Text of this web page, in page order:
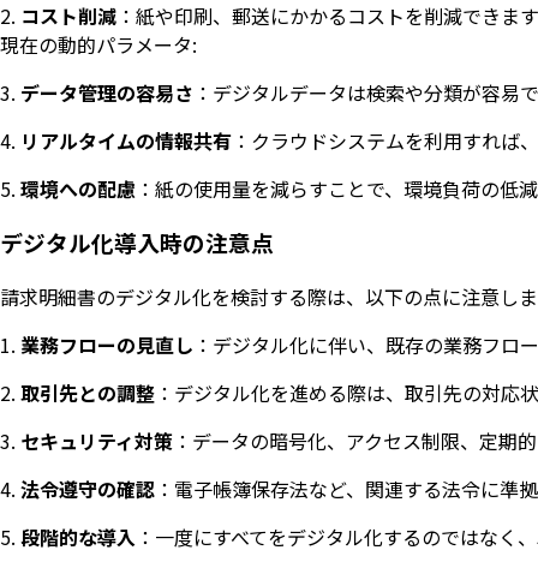
コスト削減 ：紙や印刷、郵送にかかるコストを削減できま
現在の動的パラメータ:
データ管理の容易さ ：デジタルデータは検索や分類が容易
リアルタイムの情報共有 ：クラウドシステムを利用すれば
環境への配慮 ：紙の使用量を減らすことで、環境負荷の低
デジタル化導入時の注意点
請求明細書のデジタル化を検討する際は、以下の点に注意し
業務フローの見直し ：デジタル化に伴い、既存の業務フロ
取引先との調整 ：デジタル化を進める際は、取引先の対応
セキュリティ対策 ：データの暗号化、アクセス制限、定期
法令遵守の確認 ：電子帳簿保存法など、関連する法令に準
段階的な導入 ：一度にすべてをデジタル化するのではなく